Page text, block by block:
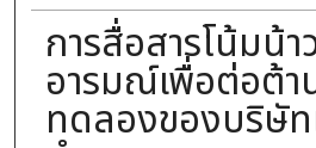
การสื่อสารโน้มน้า
อารมณ์เพื่อต่อต้า
ทดลองของบริษัท